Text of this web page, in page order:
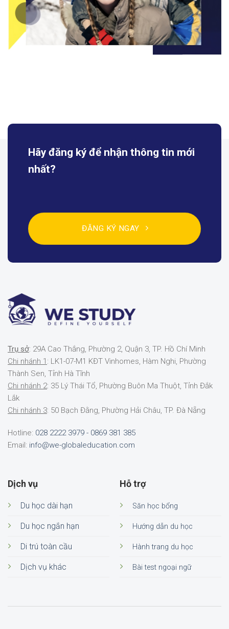
Hãy đăng ký để nhận thông tin mới
nhất?
ĐĂNG KÝ NGAY
Trụ sở: 29A Cao Thắng, Phường 2, Quận 3, TP. Hồ Chí Minh
Chi nhánh 1 : LK1-07-M1 KĐT Vinhomes, Hàm Nghi, Phường
Thành Sen, Tỉnh Hà Tĩnh
Chi nhánh 2: 35 Lý Thái Tổ, Phường Buôn Ma Thuột, Tỉnh Đắk
Lắk
Chi nhánh 3: 50 Bạch Đằng, Phường Hải Châu, TP. Đà Nẵng
Hotline: 028 2222 3979 - 0869 381 385
Email: info@we-globaleducation.com
Dịch vụ
Du học dài hạn
Du học ngắn hạn
Di trú toàn cầu
Dịch vụ khác
Hỗ trợ
Săn học bổng
Hướng dẫn du học
Hành trang du học
Bài test ngoại ngữ